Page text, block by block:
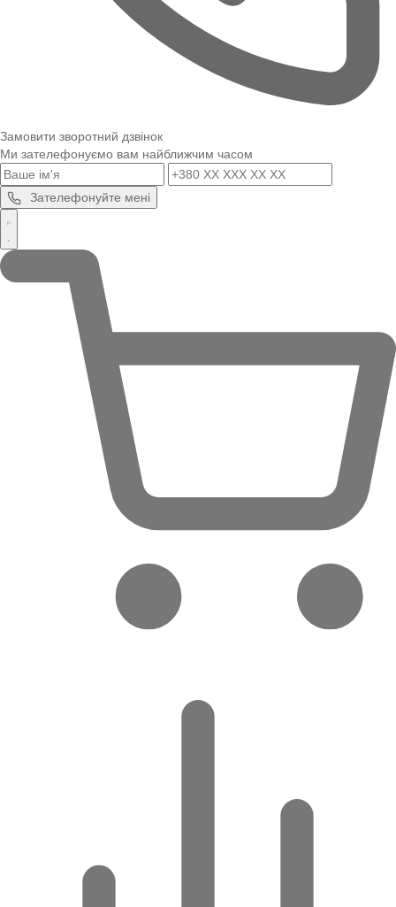
Замовити зворотний дзвінок
Ми зателефонуємо вам найближчим часом
Зателефонуйте мені